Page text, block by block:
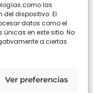
como las
dispositivo. El
datos como el
en este sitio. No
a ciertas
Ver preferencias